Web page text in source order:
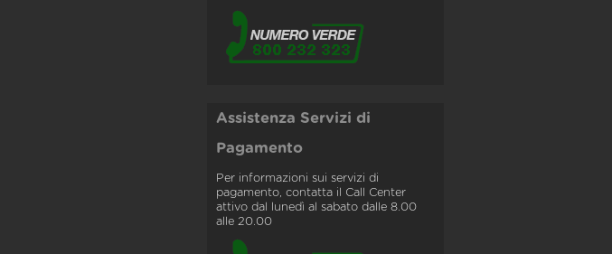
Assistenza Servizi di
Pagamento
Per informazioni sui servizi di
pagamento, contatta il Call Center
attivo dal lunedì al sabato dalle 8.00
alle 20.00